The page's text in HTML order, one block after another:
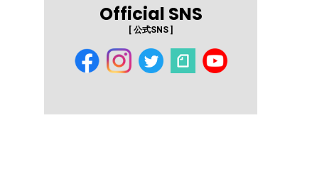
Official SNS
[ 公式SNS ]